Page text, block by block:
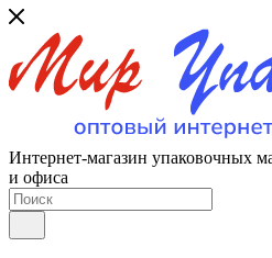
Интернет-магазин упаковочных
и офиса